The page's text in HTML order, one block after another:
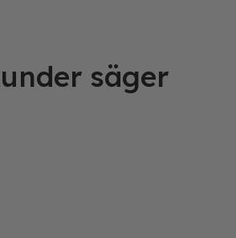
säger